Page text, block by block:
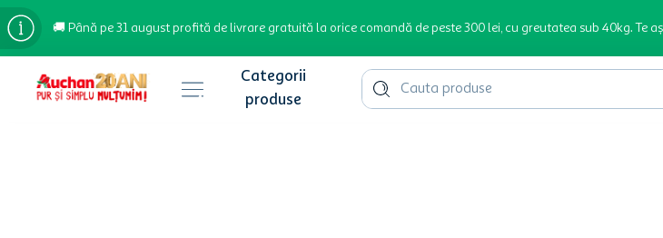
🚚 Până pe 31 august profită de livrare gratuită la orice comandă de peste 300 lei, cu greutatea sub 40kg. Te
Cauta produse